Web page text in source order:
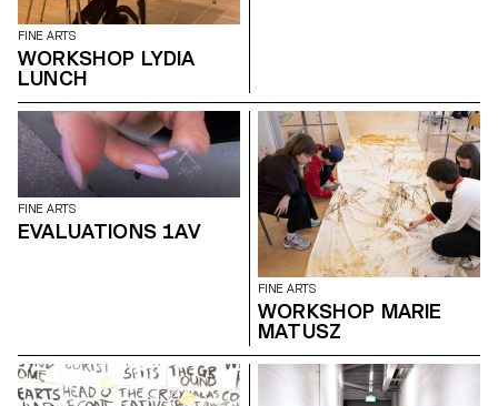
FINE ARTS
WORKSHOP LYDIA
LUNCH
FINE ARTS
EVALUATIONS 1AV
FINE ARTS
WORKSHOP MARIE
MATUSZ